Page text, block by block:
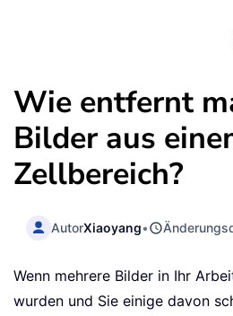
Wie entfernt
Bilder aus
Zellbereich?
AutorXiaoyang•
Wenn mehrere Bilder in Ihr
wurden und Sie einige davon